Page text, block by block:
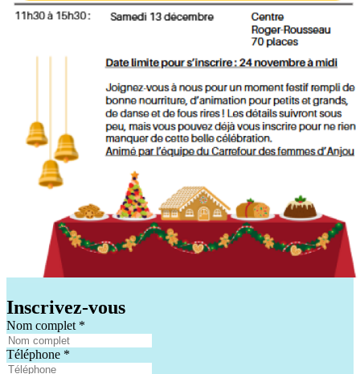
Inscrivez-vous
Nom complet *
Téléphone *